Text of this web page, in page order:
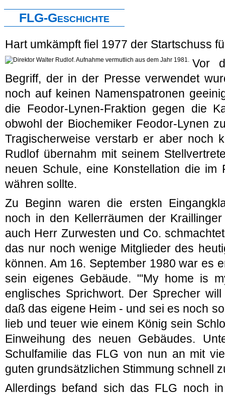
FLG-Geschichte
Hart umkämpft fiel 1977 der Startschuss
Vor
Begriff, der in der Presse verwendet
noch auf keinen Namenspatronen
die Feodor-Lynen-Fraktion gegen die
obwohl der Biochemiker Feodor-Lynen
Tragischerweise verstarb er aber noch
Rudlof übernahm mit seinem
neuen Schule, eine Konstellation die
währen sollte.
Zu Beginn waren die ersten
noch in den Kellerräumen der
auch Herr Zurwesten und Co.
das nur noch wenige Mitglieder des
können. Am 16. September 1980 war es
sein eigenes Gebäude. "'My home is
englisches Sprichwort. Der Sprecher
daß das eigene Heim - und sei es noch
lieb und teuer wie einem König sein
Einweihung des neuen Gebäudes.
Schulfamilie das FLG von nun an mit
guten grundsätzlichen Stimmung schnell
Allerdings befand sich das FLG noch